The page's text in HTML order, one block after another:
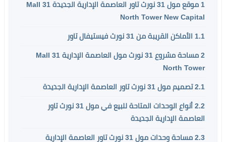
1
موقع مول 31 نورث تاور العاصمة الإدارية الجديدة Mall 31
North Tower New Capital
1.1 الأماكن القريبة من 31 نورث فيستيفال تاور
2
مساحة مشروع 31 نورث مول العاصمة الإدارية Mall 31
North Tower
2.1 تصميم مول 31 نورث تاور العاصمة الإدارية الجديدة
2.2
أنواع الوحدات المتاحة للبيع في مول 31 نورث تاور
العاصمة الإدارية الجديدة
2.3
مساحة وحدات مول 31 نورث تاور العاصمة الإدارية